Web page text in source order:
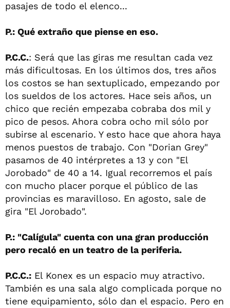
pasajes de todo el elenco...
P.: Qué extraño que piense en eso.
P.C.C.: Será que las giras me resultan cada vez
más dificultosas. En los últimos dos, tres años
los costos se han sextuplicado, empezando por
los sueldos de los actores. Hace seis años, un
chico que recién empezaba cobraba dos mil y
pico de pesos. Ahora cobra ocho mil sólo por
subirse al escenario. Y esto hace que ahora haya
menos puestos de trabajo. Con "Dorian Grey"
pasamos de 40 intérpretes a 13 y con "El
Jorobado" de 40 a 14. Igual recorremos el país
con mucho placer porque el público de las
provincias es maravilloso. En agosto, sale de
gira "El Jorobado".
P.: "Calígula" cuenta con una gran producción
pero recaló en un teatro de la periferia.
P.C.C.: El Konex es un espacio muy atractivo.
También es una sala algo complicada porque no
tiene equipamiento, sólo dan el espacio. Pero en